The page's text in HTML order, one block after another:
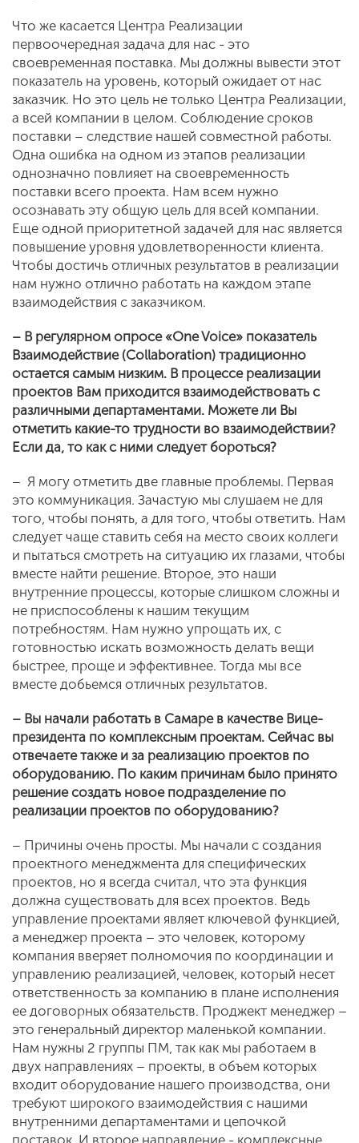
Что же касается Центра Реализации
первоочередная задача для нас - это
своевременная поставка. Мы должны вывести этот
показатель на уровень, который ожидает от нас
заказчик. Но это цель не только Центра Реализации,
а всей компании в целом. Соблюдение сроков
поставки – следствие нашей совместной работы.
Одна ошибка на одном из этапов реализации
однозначно повлияет на своевременность
поставки всего проекта. Нам всем нужно
осознавать эту общую цель для всей компании.
Еще одной приоритетной задачей для нас является
повышение уровня удовлетворенности клиента.
Чтобы достичь отличных результатов в реализации
нам нужно отлично работать на каждом этапе
взаимодействия с заказчиком.
– В регулярном опросе «OneVoice» показатель
Взаимодействие (Collaboration) традиционно
остается самым низким. В процессе реализации
проектов Вам приходится взаимодействовать с
различными департаментами. Можете ли Вы
отметить какие-то трудности во взаимодействии?
Если да, то как с ними следует бороться?
– Я могу отметить две главные проблемы. Первая
это коммуникация. Зачастую мы слушаем не для
того, чтобы понять, а для того, чтобы ответить. Нам
следует чаще ставить себя на место своих коллеги
и пытаться смотреть на ситуацию их глазами, чтобы
вместе найти решение. Второе, это наши
внутренние процессы, которые слишком сложны и
не приспособлены к нашим текущим
потребностям. Нам нужно упрощать их, с
готовностью искать возможность делать вещи
быстрее, проще и эффективнее. Тогда мы все
вместе добьемся отличных результатов.
– Вы начали работать в Самаре в качестве Вице-
президента по комплексным проектам. Сейчас вы
отвечаете также и за реализацию проектов по
оборудованию. По каким причинам было принято
решение создать новое подразделение по
реализации проектов по оборудованию?
– Причины очень просты. Мы начали с создания
проектного менеджмента для специфических
проектов, но я всегда считал, что эта функция
должна существовать для всех проектов. Ведь
управление проектами являет ключевой функцией,
а менеджер проекта – это человек, которому
компания вверяет полномочия по координации и
управлению реализацией, человек, который несет
ответственность за компанию в плане исполнения
ее договорных обязательств. Проджект менеджер –
это генеральный директор маленькой компании.
Нам нужны 2 группы ПМ, так как мы работаем в
двух направлениях – проекты, в объем которых
входит оборудование нашего производства, они
требуют широкого взаимодействия с нашими
внутренними департаментами и цепочкой
поставок. И второе направление - комплексные